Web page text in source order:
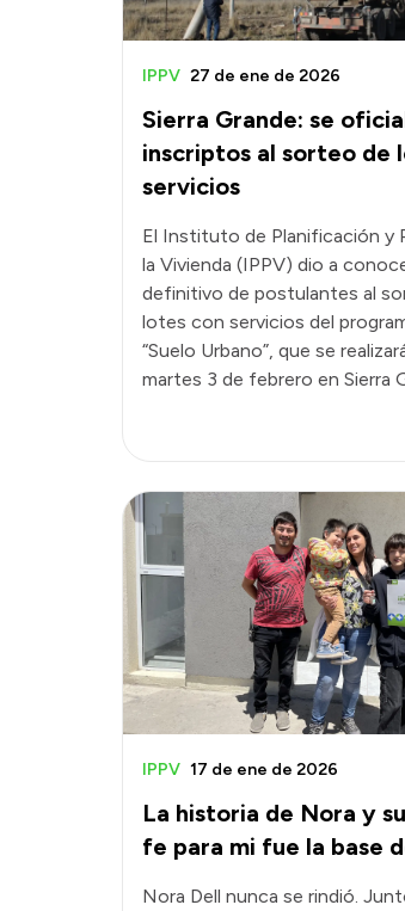
Sierra Grande: se
inscriptos al sorteo de
servicios
IPPV 27 de ene de 2026
El Instituto de Planificación y
la Vivienda (IPPV) dio a
definitivo de postulantes al
lotes con servicios del
“Suelo Urbano”, que se
martes 3 de febrero en Sierra
La historia de Nora y
fe para mi fue la base
IPPV 17 de ene de 2026
Nora Dell nunca se rindió.